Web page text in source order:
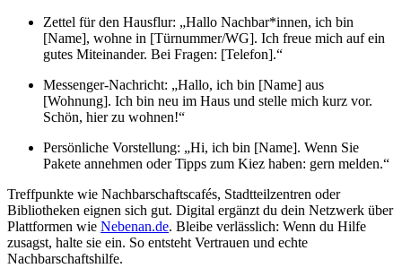
Zettel für den Hausflur: „Hallo Nachbar*innen, ich bin
[Name], wohne in [Türnummer/WG]. Ich freue mich auf ein
gutes Miteinander. Bei Fragen: [Telefon].“
Messenger‑Nachricht: „Hallo, ich bin [Name] aus
[Wohnung]. Ich bin neu im Haus und stelle mich kurz vor.
Schön, hier zu wohnen!“
Persönliche Vorstellung: „Hi, ich bin [Name]. Wenn Sie
Pakete annehmen oder Tipps zum Kiez haben: gern melden.“
Treffpunkte wie Nachbarschaftscafés, Stadtteilzentren oder
Bibliotheken eignen sich gut. Digital ergänzt du dein Netzwerk über
Plattformen wie Nebenan.de. Bleibe verlässlich: Wenn du Hilfe
zusagst, halte sie ein. So entsteht Vertrauen und echte
Nachbarschaftshilfe.